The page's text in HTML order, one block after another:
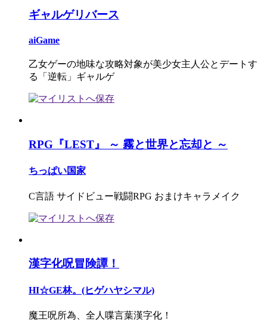
ギャルゲリバース
aiGame
乙女ゲーの地味な攻略対象が美少女主人公とデートす
る「逆転」ギャルゲ
RPG『LEST』 ～ 霧と世界と忘却と ～
ちっぱい国家
C言語 サイドビュー戦闘RPG おまけキャラメイク
漢字化呪冒険譚！
HI☆GE林。(ヒゲハヤシマル)
魔王呪所為、全人喋言葉漢字化！